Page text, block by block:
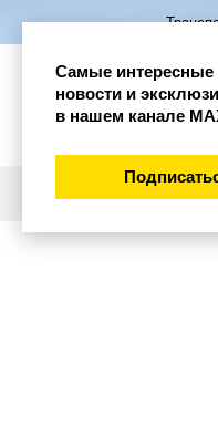
Самые интересные
новости и
в нашем канале